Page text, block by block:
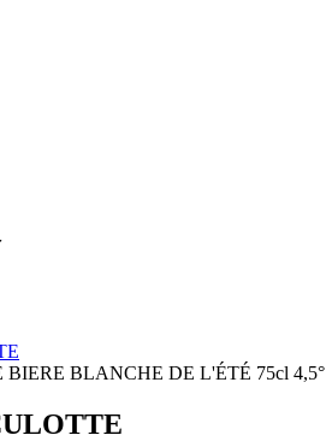
BLANCHE DE L'ÉTÉ 75cl 4,5°